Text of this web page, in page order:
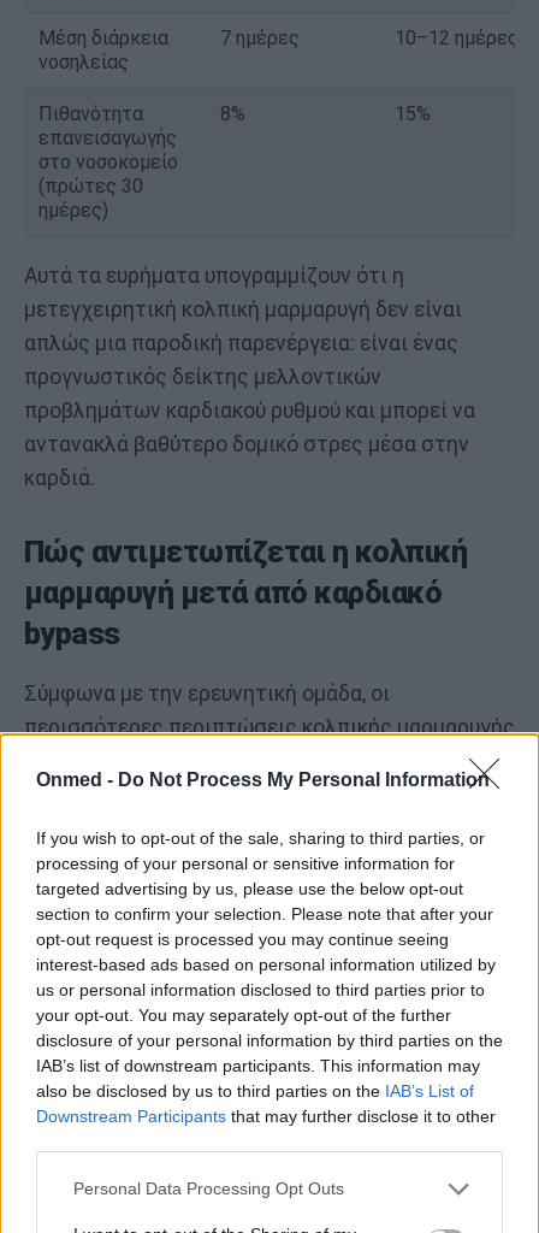
Onmed - Do Not Process My Personal Information
If you wish to opt-out of the sale, sharing to third parties, or
processing of your personal or sensitive information for
targeted advertising by us, please use the below opt-out
section to confirm your selection. Please note that after your
opt-out request is processed you may continue seeing
interest-based ads based on personal information utilized by
us or personal information disclosed to third parties prior to
your opt-out. You may separately opt-out of the further
disclosure of your personal information by third parties on the
IAB’s list of downstream participants. This information may
also be disclosed by us to third parties on the IAB’s List of
Downstream Participants that may further disclose it to other
Personal Data Processing Opt Outs
Μέση διάρκεια
νοσηλείας
7 ημέρες 10–12 ημέρες
Πιθανότητα
επανεισαγωγής
στο νοσοκομείο
(πρώτες 30
ημέρες)
8% 15%
Αυτά τα ευρήματα υπογραμμίζουν ότι η
μετεγχειρητική κολπική μαρμαρυγή δεν είναι
απλώς μια παροδική παρενέργεια: είναι ένας
προγνωστικός δείκτης μελλοντικών
προβλημάτων καρδιακού ρυθμού και μπορεί να
αντανακλά βαθύτερο δομικό στρες μέσα στην
καρδιά.
Πώς αντιμετωπίζεται η κολπική
μαρμαρυγή μετά από καρδιακό
bypass
Σύμφωνα με την ερευνητική ομάδα, οι
περισσότερες περιπτώσεις κολπικής μαρμαρυγής
bypass είναι θεραπεύσιμες και αναστρέψιμες. Η
έγκαιρη ανίχνευση και η προληπτική φροντίδα
μειώνουν σημαντικά τον κίνδυνο επιπλοκών.
Οι στρατηγικές θεραπείας περιλαμβάνουν:
Έλεγχος καρδιακού ρυθμού: Φάρμακα όπως
οι βήτα-αναστολείς ή οι αναστολείς
διαύλων ασβεστίου βοηθούν στην
επιβράδυνση του καρδιακού ρυθμού.
Αντιαρρυθμικά φάρμακα όπως η
αμιωδαρόνη μπορούν να αποκαταστήσουν
τον φυσιολογικό ρυθμό.
Αντιπηκτική αγωγή: Αραιωτικά αίματος